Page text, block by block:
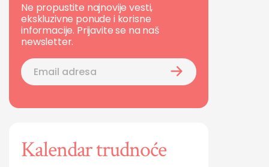
Ne propustite najnovije vesti,
ekskluzivne ponude i korisne
informacije. Prijavite se na naš
newsletter.
Kalendar trudnoće